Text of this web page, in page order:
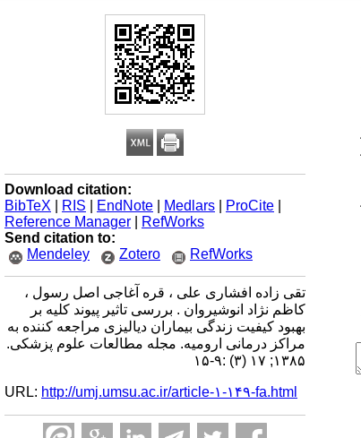
Download citation:
BibTeX
RIS EndNote Medlars ProCite
Reference Manager
RefWorks
Send citation to:
Mendeley
Zotero RefWorks
تقی ‏زاده افشاری علی ، قره آغاجی اصل رسول ،
کاظم نژاد انوشیروان . بررسی تاثیر پیوند کلیه بر
بهبود کیفیت زندگی بیماران دیالیزی مراجعه کننده به
مراکز درمانی ارومیه. مجله مطالعات علوم پزشکی.
۱۳۸۵; ۱۷ (۳) :۹-۱۵
URL: http://umj.umsu.ac.ir/article-۱-۱۴۹-fa.html